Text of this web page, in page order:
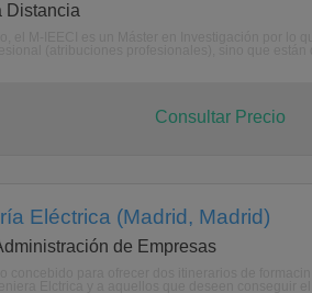
Distancia
Consultar Precio
Eléctrica (Madrid, Madrid)
de Empresas